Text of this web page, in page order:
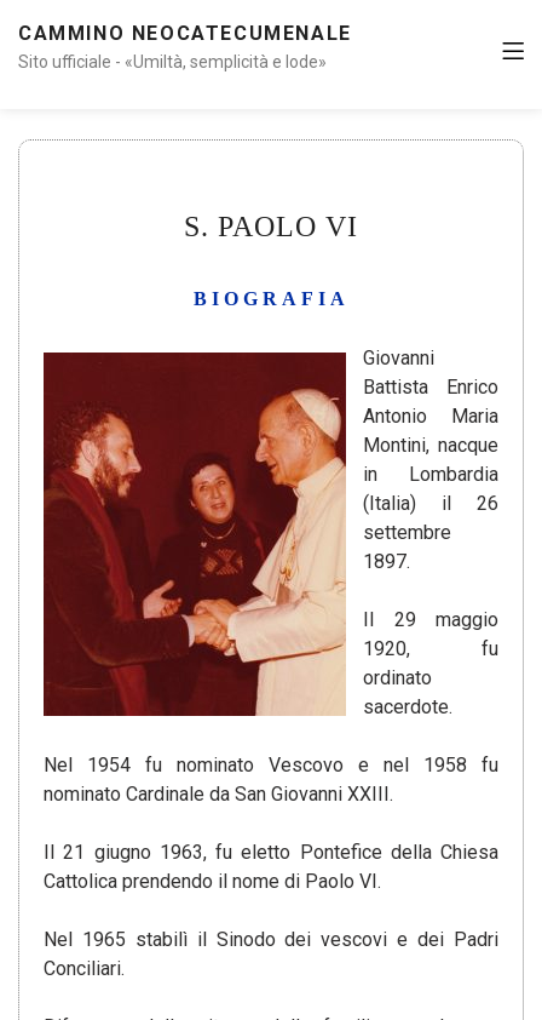
CAMMINO NEOCATECUMENALE
Sito ufficiale - «Umiltà, semplicità e lode»
S. PAOLO VI
BIOGRAFIA
Giovanni
Battista Enrico
Antonio Maria
Montini, nacque
in Lombardia
(Italia) il 26
settembre
1897.
Il 29 maggio
1920, fu
ordinato
sacerdote.
Nel 1954 fu nominato Vescovo e nel 1958 fu
nominato Cardinale da San Giovanni XXIII.
Il 21 giugno 1963, fu eletto Pontefice della Chiesa
Cattolica prendendo il nome di Paolo VI.
Nel 1965 stabilì il Sinodo dei vescovi e dei Padri
Conciliari.